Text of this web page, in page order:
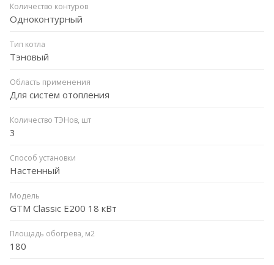
Количество контуров
Одноконтурный
Тип котла
Тэновый
Область применения
Для систем отопления
Количество ТЭНов, шт
3
Способ установки
Настенный
Модель
GTM Classic E200 18 кВт
Площадь обогрева, м2
180